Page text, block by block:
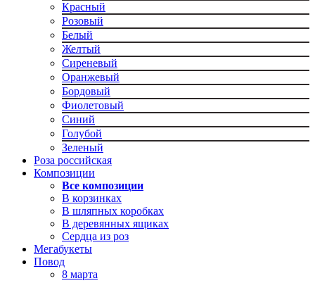
Красный
Розовый
Белый
Желтый
Сиреневый
Оранжевый
Бордовый
Фиолетовый
Синий
Голубой
Зеленый
Роза российская
Композиции
Все композиции
В корзинках
В шляпных коробках
В деревянных ящиках
Сердца из роз
Мегабукеты
Повод
8 марта